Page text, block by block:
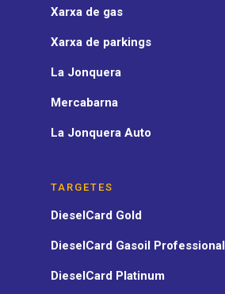
Xarxa de gas
Xarxa de parkings
La Jonquera
Mercabarna
La Jonquera Auto
TARGETES
DieselCard Gold
DieselCard Gasoil Professional
DieselCard Platinum